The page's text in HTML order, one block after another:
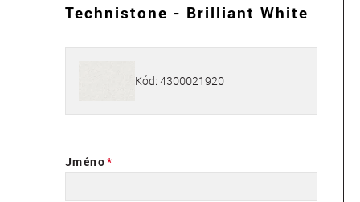
Technistone - Brilliant White
Kód: 4300021920
Jméno